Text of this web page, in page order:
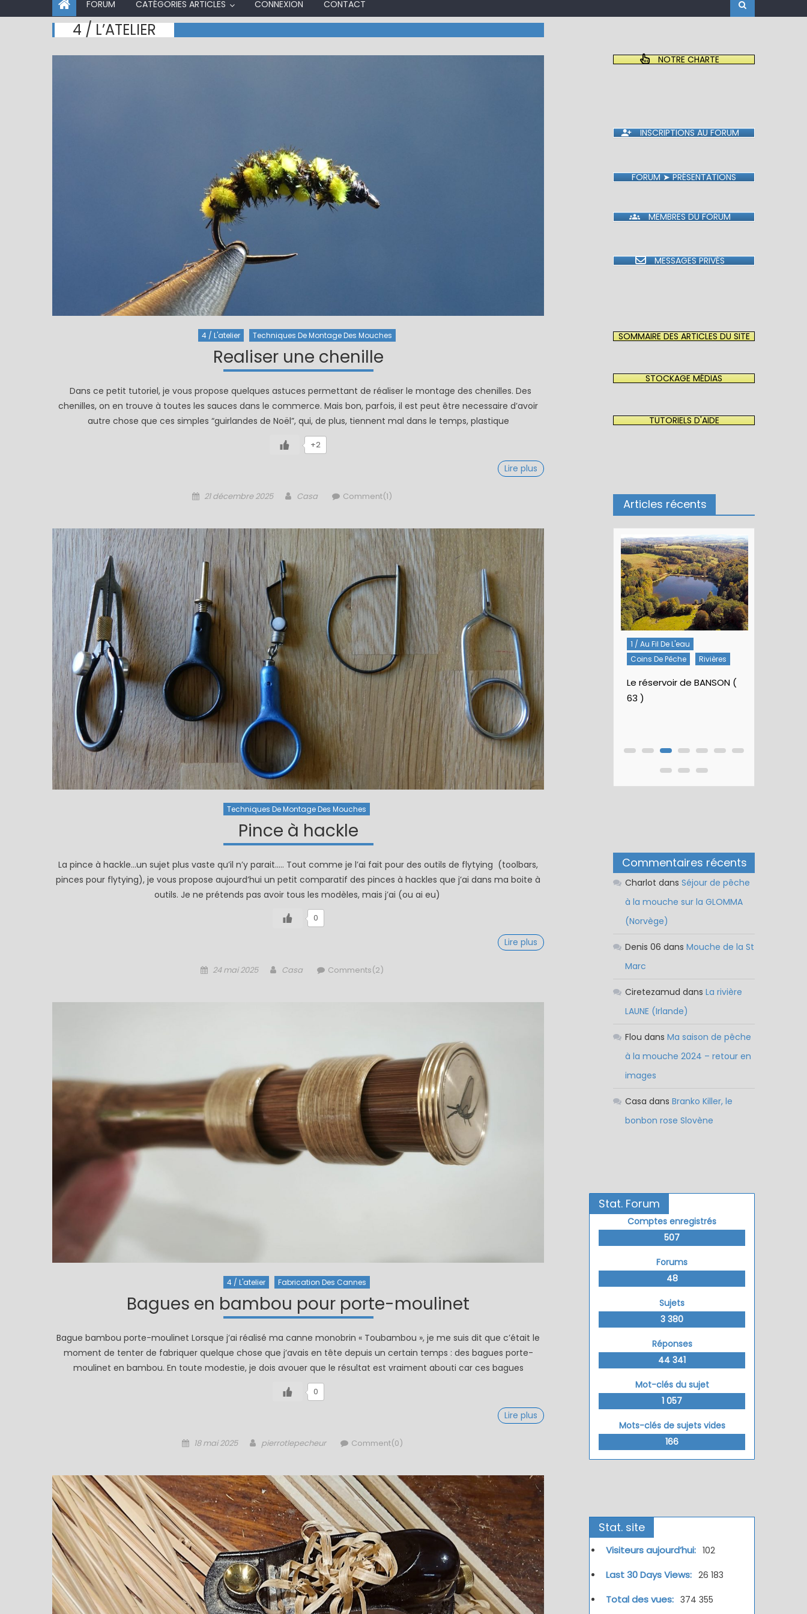
FORUM CATÉGORIES ARTICLES CONNEXION CONTACT
4 / L’ATELIER
4 / L'atelier Techniques De Montage Des Mouches
Realiser une chenille
Dans ce petit tutoriel, je vous propose quelques astuces permettant de réaliser le montage des chenilles. Des
chenilles, on en trouve à toutes les sauces dans le commerce. Mais bon, parfois, il est peut être necessaire d’avoir
autre chose que ces simples “guirlandes de Noël”, qui, de plus, tiennent mal dans le temps, plastique
+2
Lire plus
Posted
21 décembre 2025 Author
Casa Comment(1)
Techniques De Montage Des Mouches
Pince à hackle
La pince à hackle…un sujet plus vaste qu’il n’y parait….. Tout comme je l’ai fait pour des outils de flytying (toolbars,
pinces pour flytying), je vous propose aujourd’hui un petit comparatif des pinces à hackles que j’ai dans ma boite à
outils. Je ne prétends pas avoir tous les modèles, mais j’ai (ou ai eu)
0
Lire plus
Posted
24 mai 2025 Author
Casa Comments(2)
4 / L'atelier Fabrication Des Cannes
Bagues en bambou pour porte-moulinet
Bague bambou porte-moulinet Lorsque j’ai réalisé ma canne monobrin « Toubambou », je me suis dit que c’était le
moment de tenter de fabriquer quelque chose que j’avais en tête depuis un certain temps : des bagues porte-
moulinet en bambou. En toute modestie, je dois avouer que le résultat est vraiment abouti car ces bagues
0
Lire plus
Posted
18 mai 2025 Author
pierrotlepecheur Comment(0)
NOTRE CHARTE
INSCRIPTIONS AU FORUM
FORUM ➤ PRÉSENTATIONS
MEMBRES DU FORUM
MESSAGES PRIVÉS
SOMMAIRE DES ARTICLES DU SITE
STOCKAGE MÉDIAS
TUTORIELS D'AIDE
Articles récents
Nouvelles
Mon ouverture 2026
5 / Fiches Montage
Artificielles
Nymphe légère “brebis”
1 / Au Fil De L'eau
Fermeture du réservoir
mouche de Tourenne
dans le 33
Mouches Ailées
Mouche de la St Marc
Rivières
Le réservoir de BANSON (
5 / Fiches Montage
Artificielles
Nymphes À Bille
Commentaires récents
Charlot dansSéjour de pêche
à la mouche sur la GLOMMA
(Norvège)
Denis 06 dansMouche de la St
Marc
Ciretezamud dansLa rivière
LAUNE (Irlande)
Flou dansMa saison de pêche
à la mouche 2024 – retour en
images
Casa dansBranko Killer, le
bonbon rose Slovène
Stat. Forum
Comptes enregistrés
507
Forums
48
Sujets
3 380
Réponses
44 341
Mot-clés du sujet
1 057
Mots-clés de sujets vides
166
Stat. site
Visiteurs aujourd’hui: 102
Last 30 Days Views: 26 183
Total des vues: 374 355